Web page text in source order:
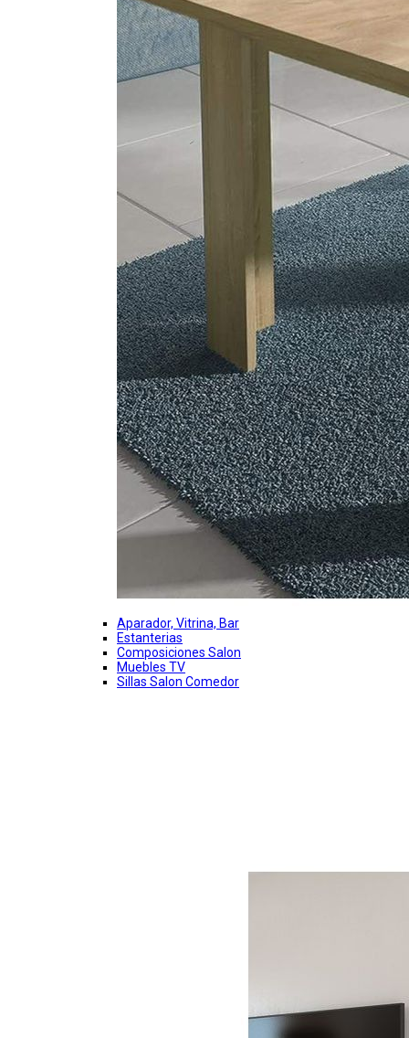
Aparador, Vitrina, Bar
Estanterias
Composiciones Salon
Muebles TV
Sillas Salon Comedor